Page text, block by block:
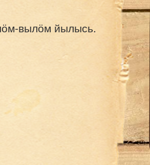
вылӧм йылысь.